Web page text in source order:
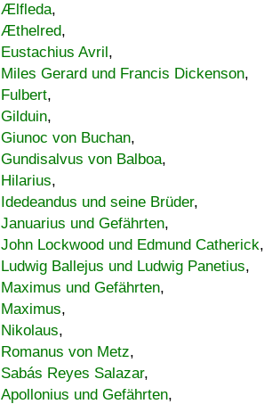
Ælfleda,
Æthelred,
Eustachius Avril,
Miles Gerard und Francis Dickenson,
Fulbert,
Gilduin,
Giunoc von Buchan,
Gundisalvus von Balboa,
Hilarius,
Idedeandus und seine Brüder,
Januarius und Gefährten,
John Lockwood und Edmund Catherick,
Ludwig Ballejus und Ludwig Panetius,
Maximus und Gefährten,
Maximus,
Nikolaus,
Romanus von Metz,
Sabás Reyes Salazar,
Apollonius und Gefährten,